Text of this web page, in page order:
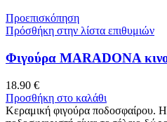
Προεπισκόπηση
Πρόσθήκη στην λίστα επιθυμιών
Φιγούρα MARADONA
18.90 €
Προσθήκη στο καλάθι
Κεραμική φιγούρα ποδοσφαίρου.